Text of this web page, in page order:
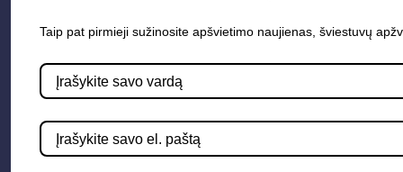
Elektros instaliacija
Lauko šviestuvai
LED juostos
Vidaus apšvietimas
Taip pat pirmieji sužinosite apšvietimo naujienas, šviestuvų